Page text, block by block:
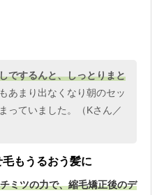
でするんと、しっとりまと
あまり出なくなり朝のセッ
っていました。（Kさん／
もうるおう髪に
ミツの力で、縮毛矯正後のデ